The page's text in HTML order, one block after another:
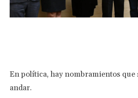
En política, hay nombramientos que
andar.